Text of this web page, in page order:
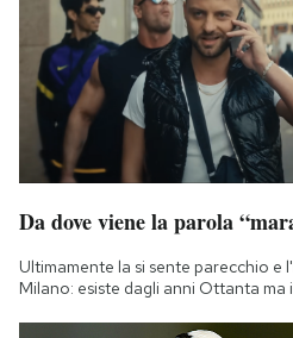
Da dove viene la parola
Ultimamente la si sente parecchio e
Milano: esiste dagli anni Ottanta